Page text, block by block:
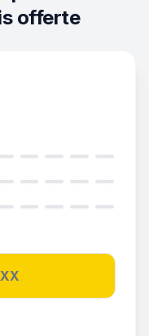
offerte